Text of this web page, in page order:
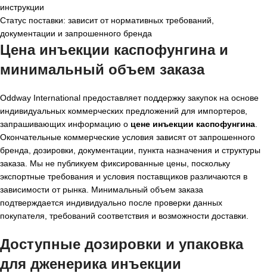
инструкции
Статус поставки: зависит от нормативных требований,
документации и запрошенного бренда
Цена инъекции каспофунгина и
минимальный объем заказа
Oddway International предоставляет поддержку закупок на основе
индивидуальных коммерческих предложений для импортеров,
запрашивающих информацию о цене инъекции каспофунгина.
Окончательные коммерческие условия зависят от запрошенного
бренда, дозировки, документации, пункта назначения и структуры
заказа. Мы не публикуем фиксированные цены, поскольку
экспортные требования и условия поставщиков различаются в
зависимости от рынка. Минимальный объем заказа
подтверждается индивидуально после проверки данных
покупателя, требований соответствия и возможности доставки.
Доступные дозировки и упаковка
для дженерика инъекции